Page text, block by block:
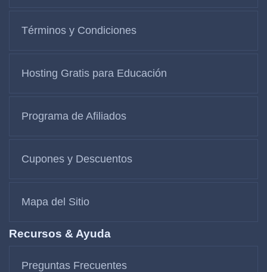
Términos y Condiciones
Hosting Gratis para Educación
Programa de Afiliados
Cupones y Descuentos
Mapa del Sitio
Recursos & Ayuda
Preguntas Frecuentes